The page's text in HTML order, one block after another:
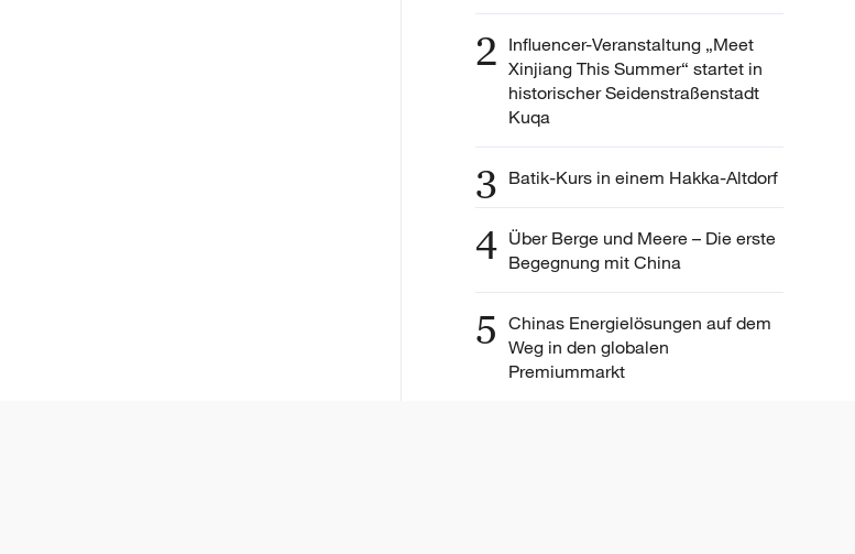
2 Influencer-Veranstaltung „Meet
Xinjiang This Summer“ startet in
historischer Seidenstraßenstadt
Kuqa
3 Batik-Kurs in einem Hakka-Altdorf
4 Über Berge und Meere – Die erste
Begegnung mit China
5 Chinas Energielösungen auf dem
Weg in den globalen
Premiummarkt